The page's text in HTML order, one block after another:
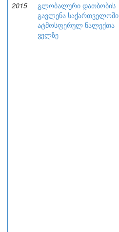
2015
გლობალური დათბობის
გავლენა საქართველოში
ატმოსფერულ ნალექთა
ველზე